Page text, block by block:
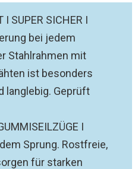
I SUPER SICHER I
bei jedem
Stahlrahmen mit
ist besonders
langlebig. Geprüft
I
Sprung. Rostfreie,
für starken